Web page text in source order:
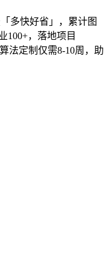
多快好省」，累计图
100+，落地项目
法定制仅需8-10周，助